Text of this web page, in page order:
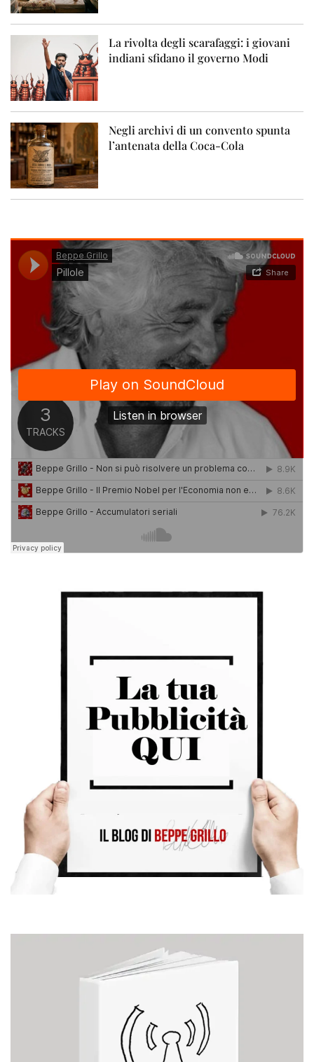
La rivolta degli scarafaggi: i giovani
indiani sfidano il governo Modi
Negli archivi di un convento spunta
l’antenata della Coca-Cola